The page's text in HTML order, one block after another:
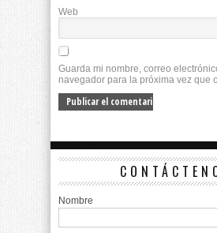
Web
Guarda mi nombre, correo
navegador para la próxima vez que
Nombre